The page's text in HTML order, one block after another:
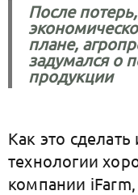
После
плане,
задумался о
продукции
Как это
технологии
компании iFarm,